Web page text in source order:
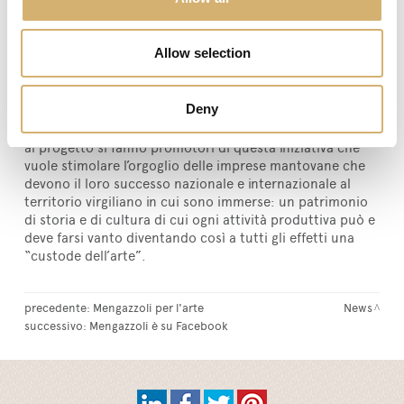
Allow selection
Deny
Atmosfere” dedicata a Renzo Ferrarini, artista
attraverso la tecnica degli acquerelli. Questa mostra,
curata dalla galleria B&B Arte di Canneto s/O, potrà
dal 16 Aprile al 1 Maggio 2016.
Acetificio Mengazzoli e il pool di aziende che aderiscono
al progetto si fanno promotori di questa iniziativa che
vuole stimolare l’orgoglio delle imprese mantovane che
devono il loro successo nazionale e internazionale al
territorio virgiliano in cui sono immerse: un patrimonio
di storia e di cultura di cui ogni attività produttiva può e
deve farsi vanto diventando così a tutti gli effetti una
“custode dell’arte”.
precedente: Mengazzoli per l'arte
successivo: Mengazzoli è su Facebook
News